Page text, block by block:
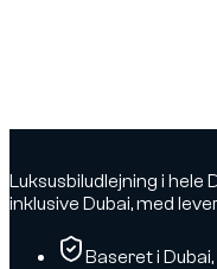
Luksusbiludlejning i hele
inklusive Dubai, med
Baseret i